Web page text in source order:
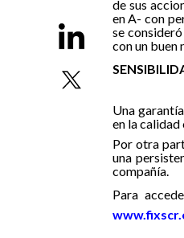
de sus
en A- con
se
con un buen
Una
en la
Por otra
una
compañía.
Para